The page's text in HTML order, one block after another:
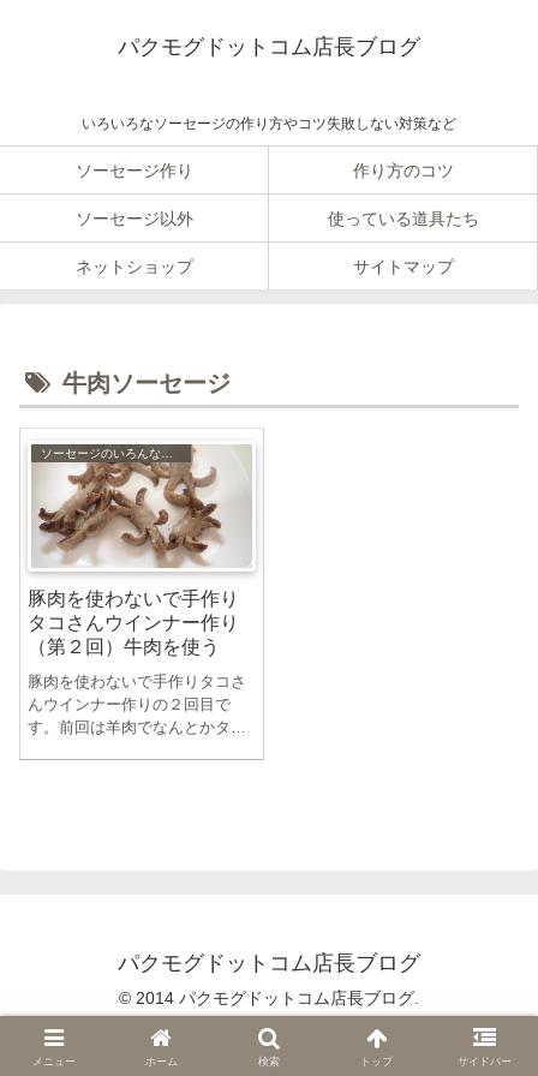
パクモグドットコム店長ブログ
いろいろなソーセージの作り方やコツ失敗しない対策など
ソーセージ作り 作り方のコツ
ソーセージ以外 使っている道具たち
ネットショップ サイトマップ
牛肉ソーセージ
豚肉を使わないで手作り
タコさんウインナー作り
（第２回）牛肉を使う
豚肉を使わないで手作りタコさ
んウインナー作りの２回目で
す。前回は羊肉でなんとかタコ
パクモグドットコム店長ブログ
© 2014 パクモグドットコム店長ブログ.
メニュー ホーム 検索 トップ サイドバー